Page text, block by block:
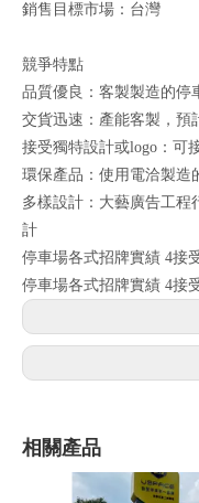
銷售目標市場：台灣
競爭特點
品質優良：客製製造的停
交貨迅速：產能客製，預
接受獨特設計或logo：可
環保產品：使用電洽製造
多樣設計：大藝廣告工程
計
停車場各式招牌實績 4接
停車場各式招牌實績 4接
相關產品